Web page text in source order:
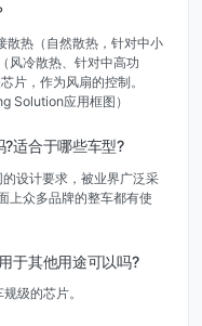
散热（自然散热，针对中小
风冷散热、针对中高功
片，作为风扇的控制。
Solution应用框图）
适合于哪些车型?
设计要求，被业界广泛采
上众多品牌的整车都有使
于其他用途可以吗?
级的芯片。